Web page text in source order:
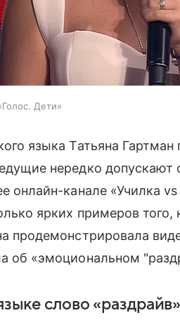
Дети»
языка Татьяна
нередко
онлайн-канале «Училка
ярких примеров
продемонстрировала
об «эмоциональном
слово